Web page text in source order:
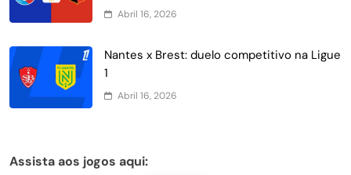
Abril 16, 2026
Nantes x Brest: duelo competitivo na Ligue
1
Abril 16, 2026
Assista aos jogos aqui: